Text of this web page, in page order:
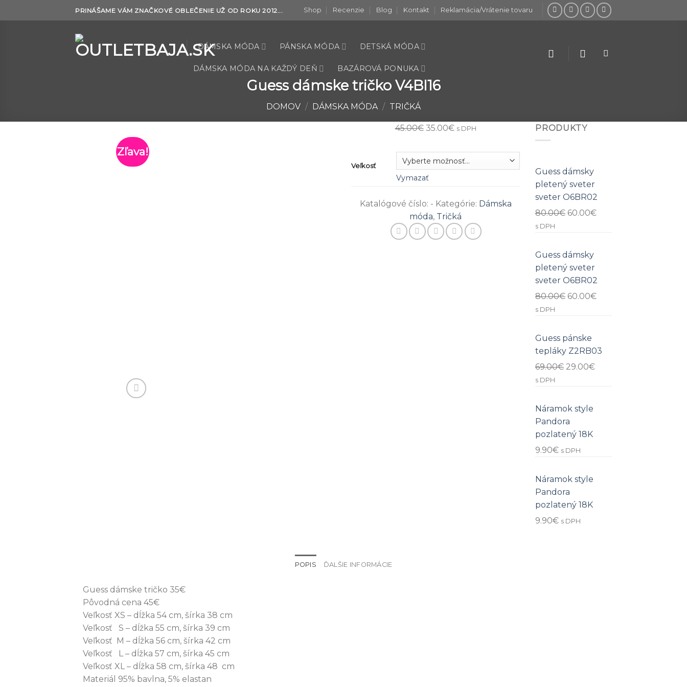
to
PRINÁŠAME VÁM ZNAČKOVÉ OBLEČENIE UŽ OD ROKU 2012... Shop Recenzie Blog Kontakt Reklamácia/Vrátenie tovaru
DÁMSKA MÓDA PÁNSKA MÓDA DETSKÁ MÓDA
DÁMSKA MÓDA NA KAŽDÝ DEŇ BAZÁROVÁ PONUKA
Guess dámske tričko V4BI16
DOMOV / DÁMSKA MÓDA / TRIČKÁ
Zľava!
45.00€ 35.00€ s DPH
Veľkosť
Vymazať
Katalógové číslo: - Kategórie: Dámska
móda, Tričká
PRODUKTY
Guess dámsky
pletený sveter
sveter O6BR02
80.00€ 60.00€
s DPH
Guess dámsky
pletený sveter
sveter O6BR02
80.00€ 60.00€
s DPH
Guess pánske
tepláky Z2RB03
69.00€ 29.00€
s DPH
Náramok style
Pandora
pozlatený 18K
9.90€ s DPH
Náramok style
Pandora
pozlatený 18K
9.90€ s DPH
POPIS ĎALŠIE INFORMÁCIE
Guess dámske tričko 35€
Pôvodná cena 45€
Veľkosť XS – dĺžka 54 cm, šírka 38 cm
Veľkosť S – dĺžka 55 cm, šírka 39 cm
Veľkosť M – dĺžka 56 cm, šírka 42 cm
Veľkosť L – dĺžka 57 cm, šírka 45 cm
Veľkosť XL – dĺžka 58 cm, šírka 48 cm
Materiál 95% bavlna, 5% elastan